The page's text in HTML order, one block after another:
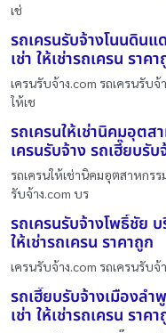
เช่
รถเครนรับจ้างโนนดินแ
เช่า ให้เช่ารถเครน ราค
เครนรับจ้าง.com รถเครนรับจ้
ให้เช
รถเครนให้เช่านิคมอุต
เครนรับจ้าง รถเฮี๊ยบรับ
รถเครนให้เช่านิคมอุตสาหกร
รับจ้าง.com บร
รถเครนรับจ้างโพธิ์ชัย บ
ให้เช่ารถเครน ราคาถูก
เครนรับจ้าง.com รถเครนรับจ้
รถเฮี๊ยบรับจ้างเมืองลำ
เช่า ให้เช่ารถเครน ราค